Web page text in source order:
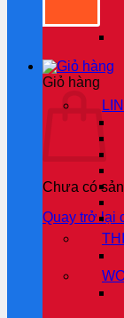
Giỏ hàng
Chưa có
Quay trở lại